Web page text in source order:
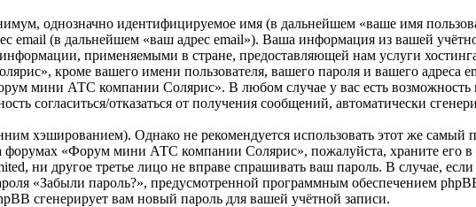
однозначно идентифицируемое имя (в дальнейшем «ваше имя
email (в дальнейшем «ваш адрес email»). Ваша информация из вашей
применяемыми в стране, предоставляющей нам услуги
кроме вашего имени пользователя, вашего пароля и вашего адреса
мини АТС компании Солярис». В любом случае у вас есть возможность
согласиться/отказаться от получения сообщений, автоматически
хэшированием). Однако не рекомендуется использовать этот же самый
форумах «Форум мини АТС компании Солярис», пожалуйста, храните его
ни другое третье лицо не вправе спрашивать ваш пароль. В случае,
«Забыли пароль?», предусмотренной программным обеспечением
сгенерирует вам новый пароль для вашей учётной записи.